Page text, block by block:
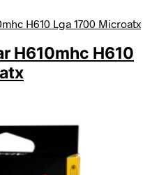
kr..
H610mhc H610